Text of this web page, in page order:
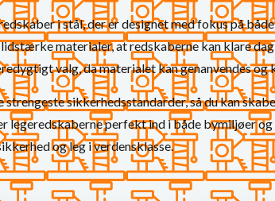
i stål, der er designet med fokus på
materialer, at redskaberne kan klare
valg, da materialet kan genanvendes
sikkerhedsstandarder, så du kan
legeredskaberne perfekt ind i både bymiljøer
og leg i verdensklasse.